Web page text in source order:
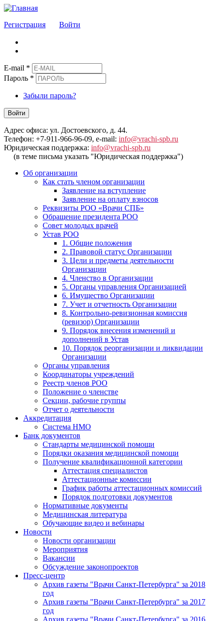
Регистрация Войти
E-mail *
Пароль *
Забыли пароль?
Войти
Адрес офиса: ул. Достоевского, д. 44.
Телефон: +7-911-966-96-09, e-mail: info@vrachi-spb.ru
Юридическая поддержка: info@vrachi-spb.ru
(в теме письма указать "Юридическая поддержка")
Об организации
Как стать членом организации
Заявление на вступление
Заявление на оплату взносов
Реквизиты РОО «Врачи СПБ»
Обращение президента РОО
Совет молодых врачей
Устав РОО
1. Общие положения
2. Правовой статус Организации
3. Цели и предметы деятельности
Организации
4. Членство в Организации
5. Органы управления Организацией
6. Имущество Организации
7. Учет и отчетность Организации
8. Контрольно-ревизионная комиссия
(ревизор) Организации
9. Порядок внесения изменений и
дополнений в Устав
10. Порядок реорганизации и ликвидации
Организации
Органы управления
Координаторы учреждений
Реестр членов РОО
Положение о членстве
Секции, рабочие группы
Отчет о деятельности
Аккредитация
Система НМО
Банк документов
Стандарты медицинской помощи
Порядки оказания медицинской помощи
Получение квалификационной категории
Аттестация специалистов
Аттестационные комиссии
График работы аттестационных комиссий
Порядок подготовки документов
Нормативные документы
Медицинская литература
Обучающие видео и вебинары
Новости
Новости организации
Мероприятия
Вакансии
Обсуждение законопроектов
Пресс-центр
Архив газеты "Врачи Санкт-Петербурга" за 2018
год
Архив газеты "Врачи Санкт-Петербурга" за 2017
год
Архив газеты "Врачи Санкт-Петербурга" за 2016